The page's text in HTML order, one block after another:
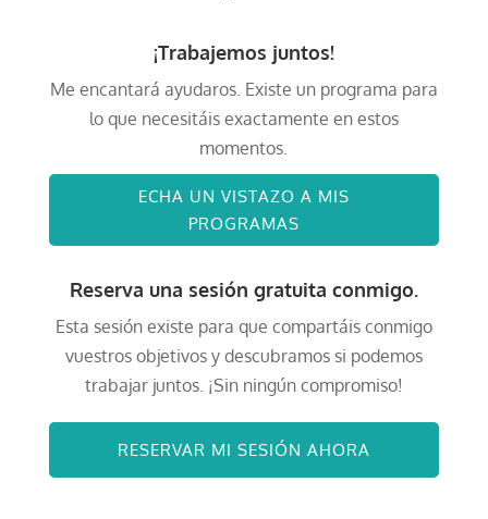
¡Trabajemos juntos!
Me encantará ayudaros. Existe un programa para
lo que necesitáis exactamente en estos
momentos.
ECHA UN VISTAZO A MIS
PROGRAMAS
Reserva una sesión gratuita conmigo.
Esta sesión existe para que compartáis conmigo
vuestros objetivos y descubramos si podemos
trabajar juntos. ¡Sin ningún compromiso!
RESERVAR MI SESIÓN AHORA